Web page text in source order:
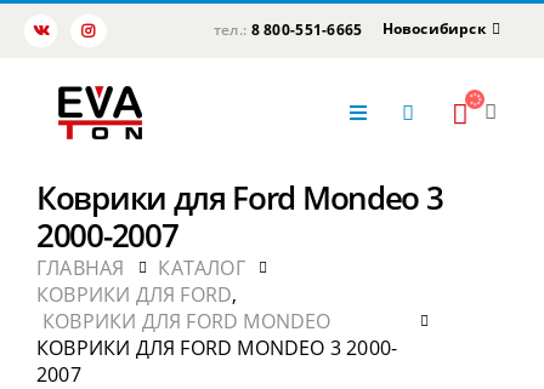
тел.: 8 800-551-6665 Новосибирск
Коврики для Ford Mondeo 3
2000-2007
ГЛАВНАЯ
КАТАЛОГ
КОВРИКИ ДЛЯ FORD,
КОВРИКИ ДЛЯ FORD MONDEO
КОВРИКИ ДЛЯ FORD MONDEO 3 2000-
2007